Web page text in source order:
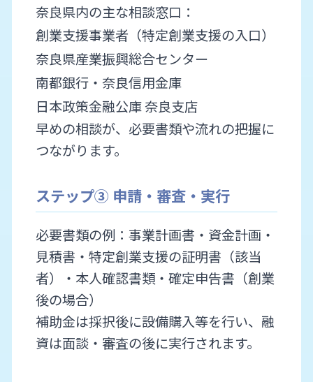
奈良県内の主な相談窓口：
創業支援事業者（特定創業支援の入口）
奈良県産業振興総合センター
南都銀行・奈良信用金庫
日本政策金融公庫 奈良支店
早めの相談が、必要書類や流れの把握に
つながります。
ステップ③ 申請・審査・実行
必要書類の例：事業計画書・資金計画・
見積書・特定創業支援の証明書（該当
者）・本人確認書類・確定申告書（創業
後の場合）
補助金は採択後に設備購入等を行い、融
資は面談・審査の後に実行されます。